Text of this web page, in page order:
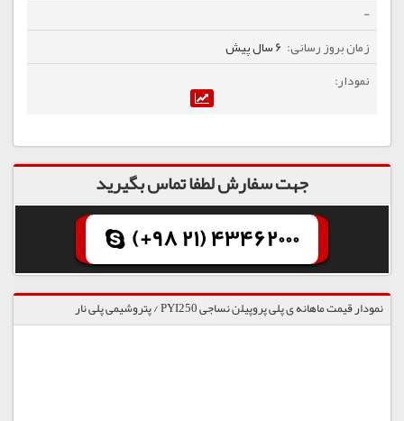
-
6 سال پیش
جهت سفارش لطفا تماس بگیرید
(+98 21) 43462000
نمودار قیمت ماهانه ی پلی پروپیلن نساجی PYI250 / پتروشیمی پلی نار